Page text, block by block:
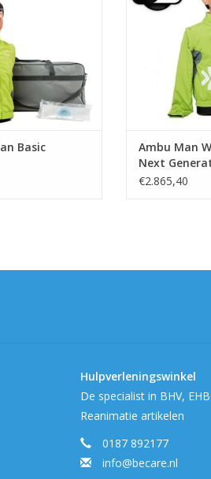
Basic
TOEVOEGEN
Ambu Man
Next
€2.865,40
Hulpverleningswinkel
De specialist in BHV,
Reanimatie artikelen
0187 892177
info@becare.nl